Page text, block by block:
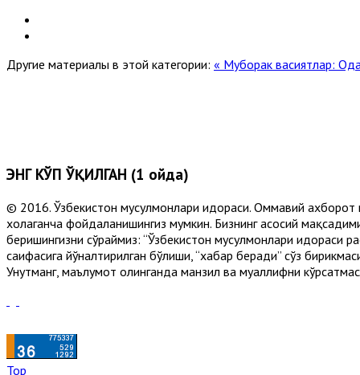
Другие материалы в этой категории: « Муборак васиятлар:
ЭНГ КЎП ЎҚИЛГАН (1 ойда)
© 2016. Ўзбекистон мусулмонлари идораси. Оммавий ахборот
хоҳлаганча фойдаланишингиз мумкин. Бизнинг асосий
беришингизни сўраймиз: “Ўзбекистон мусулмонлари идораси
саҳифасига йўналтирилган бўлиши, “хабар беради” сўз
Унутманг, маълумот олинганда манзил ва муаллифни
Top